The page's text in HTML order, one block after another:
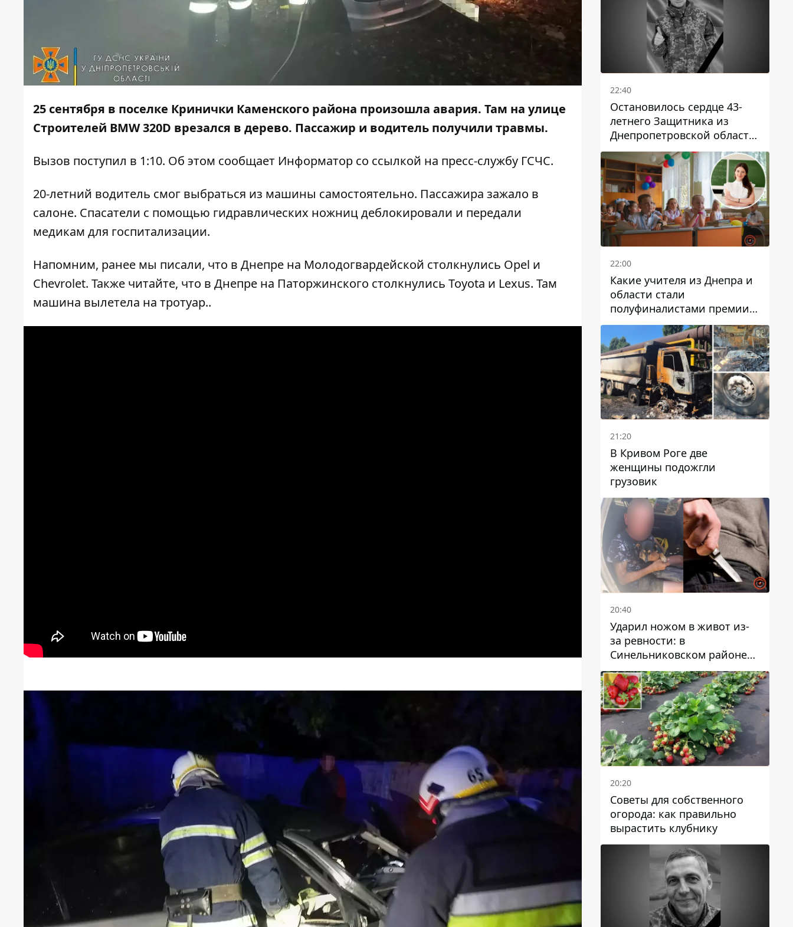
25 сентября в поселке Кринички Каменского района произошла авария. Там на улице
Строителей BMW 320D врезался в дерево. Пассажир и водитель получили травмы.
Вызов поступил в 1:10. Об этом сообщает Информатор со ссылкой на пресс-службу ГСЧС.
20-летний водитель смог выбраться из машины самостоятельно. Пассажира зажало в
салоне. Спасатели с помощью гидравлических ножниц деблокировали и передали
медикам для госпитализации.
Напомним, ранее мы писали, что в Днепре на Молодогвардейской столкнулись Opel и
Chevrolet. Также читайте, что в Днепре на Паторжинского столкнулись Toyota и Lexus. Там
машина вылетела на тротуар..
22:40
Остановилось сердце 43-
летнего Защитника из
Днепропетровской области
Евгения Зинченко
22:00
Какие учителя из Днепра и
области стали
полуфиналистами премии
Global Teacher Prize Ukraine
2026
21:20
В Кривом Роге две
женщины подожгли
грузовик
20:40
Ударил ножом в живот из-
за ревности: в
Синельниковском районе
задержали 49-летнего
мужчину за убийство
20:20
Советы для собственного
огорода: как правильно
вырастить клубнику